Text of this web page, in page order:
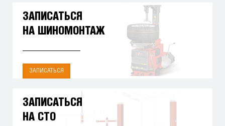
ЗАПИСАТЬСЯ
НА ШИНОМОНТАЖ
ЗАПИСАТЬСЯ
ЗАПИСАТЬСЯ
НА СТО